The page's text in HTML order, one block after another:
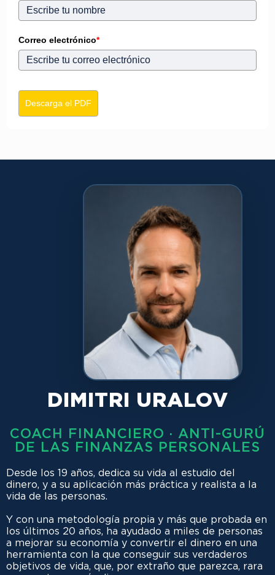
Correo electrónico*
Descarga el PDF
DIMITRI URALOV
COACH FINANCIERO · ANTI-GURÚ
DE LAS FINANZAS PERSONALES
Desde los 19 años, dedica su vida al estudio del
dinero, y a su aplicación más práctica y realista a la
vida de las personas.
Y con una metodología propia y más que probada en
los últimos 20 años, ha ayudado a miles de personas
a mejorar su economía y convertir el dinero en una
herramienta con la que conseguir sus verdaderos
objetivos de vida, que, por extraño que parezca, rara